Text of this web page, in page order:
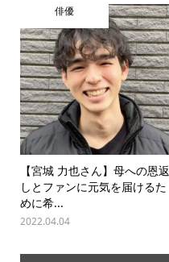
俳優
【宮城 力也さん】母への恩返
しとファンに元気を届けるた
めに希...
2022.04.04